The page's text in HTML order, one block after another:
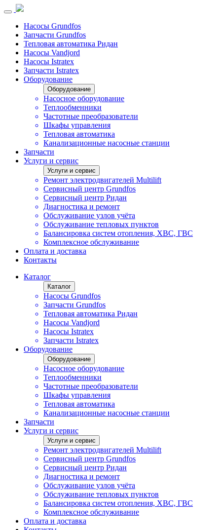
Насосы Grundfos
Запчасти Grundfos
Тепловая автоматика Ридан
Насосы Vandjord
Насосы Istratex
Запчасти Istratex
Оборудование
Оборудование
Насосное оборудование
Теплообменники
Частотные преобразователи
Шкафы управления
Тепловая автоматика
Канализационные насосные станции
Запчасти
Услуги и сервис
Услуги и сервис
Ремонт электродвигателей Multilift
Сервисный центр Grundfos
Сервисный центр Ридан
Диагностика и ремонт
Обслуживание узлов учёта
Обслуживание тепловых пунктов
Балансировка систем отопления, ХВС, ГВС
Комплексное обслуживание
Оплата и доставка
Контакты
Каталог
Каталог
Насосы Grundfos
Запчасти Grundfos
Тепловая автоматика Ридан
Насосы Vandjord
Насосы Istratex
Запчасти Istratex
Оборудование
Оборудование
Насосное оборудование
Теплообменники
Частотные преобразователи
Шкафы управления
Тепловая автоматика
Канализационные насосные станции
Запчасти
Услуги и сервис
Услуги и сервис
Ремонт электродвигателей Multilift
Сервисный центр Grundfos
Сервисный центр Ридан
Диагностика и ремонт
Обслуживание узлов учёта
Обслуживание тепловых пунктов
Балансировка систем отопления, ХВС, ГВС
Комплексное обслуживание
Оплата и доставка